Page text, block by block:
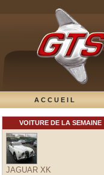
ACCUEIL
VOITURE DE LA SEMAINE
JAGUAR XK